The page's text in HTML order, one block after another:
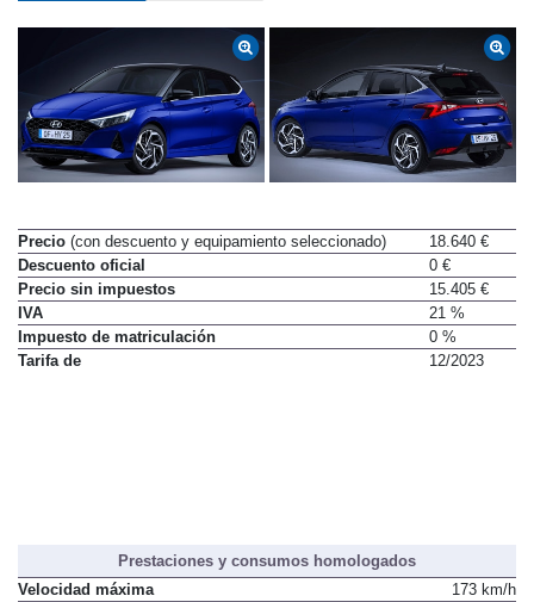
Precio (con descuento y equipamiento seleccionado)
18.640 €
Descuento oficial
0 €
Precio sin impuestos
15.405 €
IVA
21 %
Impuesto de matriculación
0 %
Tarifa de
12/2023
Prestaciones y consumos homologados
Velocidad máxima
173 km/h